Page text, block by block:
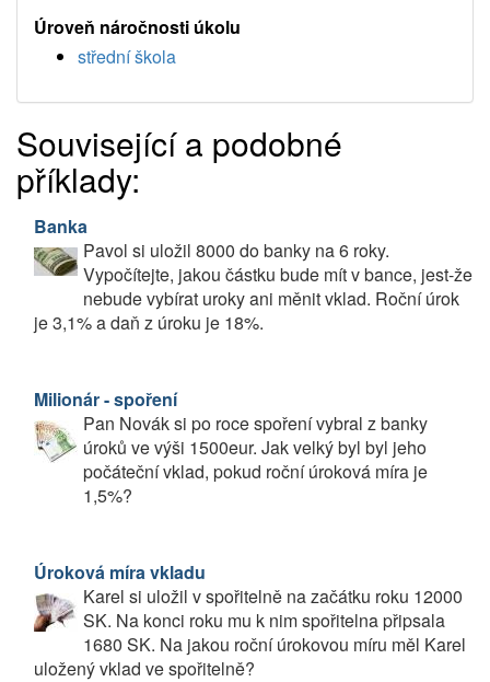
Úroveň náročnosti úkolu
střední škola
Související a podobné
příklady:
Banka
Pavol si uložil 8000 do banky na 6 roky.
Vypočítejte, jakou částku bude mít v bance, jest-že
nebude vybírat uroky ani měnit vklad. Roční úrok
je 3,1% a daň z úroku je 18%.
Milionár - spoření
Pan Novák si po roce spoření vybral z banky
úroků ve výši 1500eur. Jak velký byl byl jeho
počáteční vklad, pokud roční úroková míra je
1,5%?
Úroková míra vkladu
Karel si uložil v spořitelně na začátku roku 12000
SK. Na konci roku mu k nim spořitelna připsala
1680 SK. Na jakou roční úrokovou míru měl Karel
uložený vklad ve spořitelně?